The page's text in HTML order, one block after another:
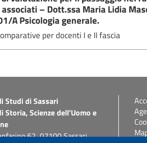
– Dott.ssa Maria Lidia
A Psicologia generale.
per docenti I e II fascia
Studi di Sassari
Scienze dell’Uomo e
62, 07100 Sassari